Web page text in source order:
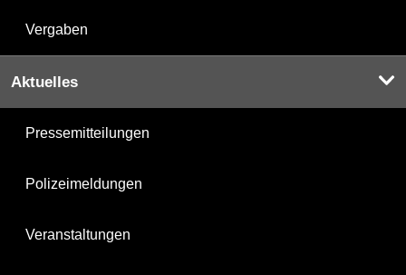
Vergaben
Aktuelles
Pressemitteilungen
Polizeimeldungen
Veranstaltungen